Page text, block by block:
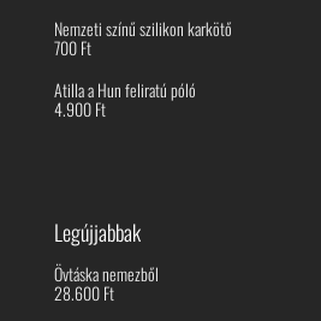
Nemzeti színű szilikon karkötő
700Ft
Atilla a Hun feliratú póló
4.900Ft
Legújjabbak
Övtáska nemezből
28.600Ft